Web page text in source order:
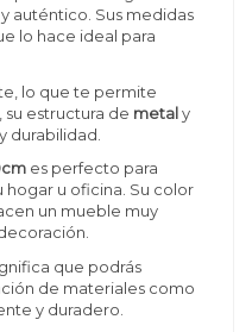
auténtico. Sus medidas
lo hace ideal para
lo que te permite
su estructura de metaly
durabilidad.
es perfecto para
hogar u oficina. Su color
un mueble muy
que podrás
de materiales como
y duradero.